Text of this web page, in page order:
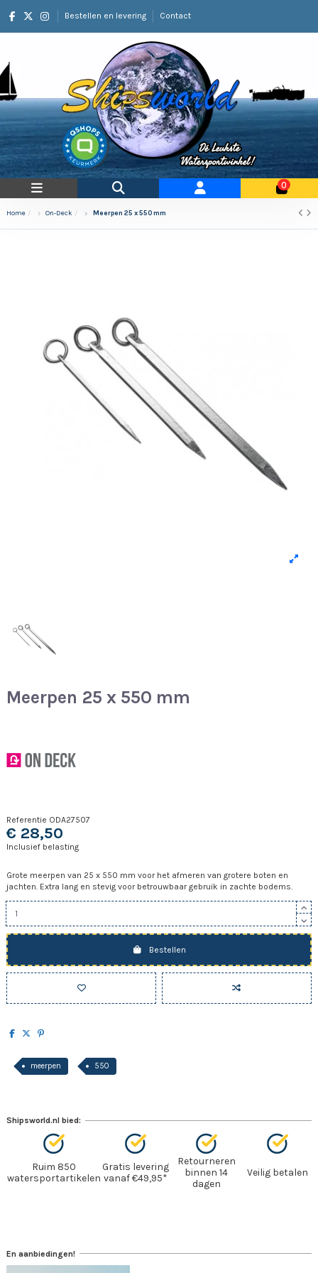
Bestellen en levering Contact
0
Home On-Deck Meerpen 25 x 550 mm
Meerpen 25 x 550 mm
Referentie ODA27507
€ 28,50
Inclusief belasting
Grote meerpen van 25 x 550 mm voor het afmeren van grotere boten en
jachten. Extra lang en stevig voor betrouwbaar gebruik in zachte bodems.
Bestellen
meerpen 550
Shipsworld.nl bied:
Ruim 850
watersportartikelen
Gratis levering
vanaf €49,95*
Retourneren
binnen 14
dagen
Veilig betalen
En aanbiedingen!